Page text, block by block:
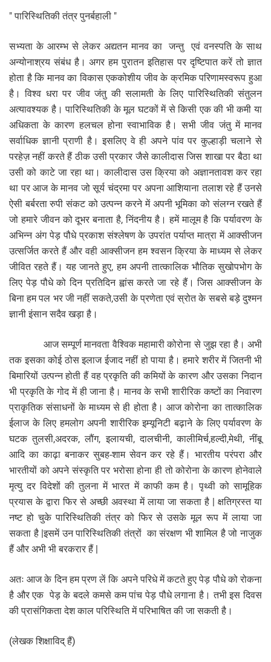
" पारिस्थितिकी तंत्र पुनर्बहाली "
सभ्यता के आरम्भ से लेकर अद्यतन मानव का जन्तु एवं वनस्पति के साथ
अन्योनाश्रय संबंध है। अगर हम पुरातन इतिहास पर दृष्टिपात करें तो ज्ञात
होता है कि मानव का विकास एककोशीय जीव के क्रमिक परिणामस्वरूप हुआ
है। विश्व धरा पर जीव जंतु की सलामती के लिए पारिस्थितिकी संतुलन
अत्यावश्यक है। पारिस्थितिकी के मूल घटकों में से किसी एक की भी कमी या
अधिकता के कारण हलचल होना स्वाभाविक है। सभी जीव जंतु में मानव
सर्वाधिक ज्ञानी प्राणी है। इसलिए वे ही अपने पांव पर कुल्हाड़ी चलाने से
परहेज़ नहीं करते हैं ठीक उसी प्रकार जैसे कालीदास जिस शाखा पर बैठा था
उसी को काटे जा रहा था। कालीदास उस क्रिया को अज्ञानतावश कर रहा
था पर आज के मानव जो सूर्य चंद्रमा पर अपना आशियाना तलाश रहे हैं उनसे
ऐसी बर्बरता रुपी संकट को उत्पन्न करने में अपनी भूमिका को संलग्न रखते हैं
जो हमारे जीवन को दूभर बनाता है, निंदनीय है। हमें मालूम है कि पर्यावरण के
अभिन्न अंग पेड़ पौधे प्रकाश संश्लेषण के उपरांत पर्याप्त मात्रा में आक्सीजन
उत्सर्जित करते हैं और वही आक्सीजन हम श्वसन क्रिया के माध्यम से लेकर
जीवित रहते हैं। यह जानते हुए, हम अपनी तात्कालिक भौतिक सुखोपभोग के
लिए पेड़ पौधे को दिन प्रतिदिन ह्वांस करते जा रहे हैं। जिस आक्सीजन के
बिना हम पल भर जी नहीं सकते,उसी के प्रणेता एवं स्रोत के सबसे बड़े दुश्मन
ज्ञानी इंसान सदैव खड़ा है।
आज सम्पूर्ण मानवता वैश्विक महामारी कोरोना से जुझ रहा है। अभी
तक इसका कोई ठोस इलाज ईजाद नहीं हो पाया है। हमारे शरीर में जितनी भी
बिमारियों उत्पन्न होती हैं वह प्रकृति की कमियों के कारण और उसका निदान
भी प्रकृति के गोद में ही जाना है। मानव के सभी शारीरिक कष्टों का निवारण
प्राकृतिक संसाधनों के माध्यम से ही होता है। आज कोरोना का तात्कालिक
ईलाज के लिए हमलोग अपनी शारीरिक इम्यूनिटी बढ़ाने के लिए पर्यावरण के
घटक तुलसी,अदरक, लौंग, इलायची, दालचीनी, कालीमिर्च,हल्दी,मेथी, नींबू
आदि का काढ़ा बनाकर सुबह-शाम सेवन कर रहे हैं। भारतीय परंपरा और
भारतीयों को अपने संस्कृति पर भरोसा होना ही तो कोरोना के कारण होनेवाले
मृत्यु दर विदेशों की तुलना में भारत में काफी कम है। पृथ्वी को सामूहिक
प्रयास के द्वारा फिर से अच्छी अवस्था में लाया जा सकता है | क्षतिग्रस्त या
नष्ट हो चुके पारिस्थितिकी तंत्र को फिर से उसके मूल रूप में लाया जा
सकता है |इसमें उन पारिस्थितिकी तंत्रों का संरक्षण भी शामिल है जो नाजुक
हैं और अभी भी बरकरार हैं |
अतः आज के दिन हम प्रण लें कि अपने परिधे में कटते हुए पेड़ पौधे को रोकना
है और एक पेड़ के बदले कमसे कम पांच पेड़ पौधे लगाना है। तभी इस दिवस
की प्रासंगिकता देश काल परिस्थिति में परिभाषित की जा सकती है।
(लेखक शिक्षाविद् हैं)